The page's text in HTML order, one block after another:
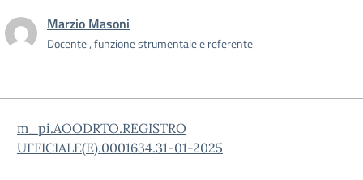
Marzio Masoni
Docente , funzione strumentale e referente
m_pi.AOODRTO.REGISTRO
UFFICIALE(E).0001634.31-01-2025